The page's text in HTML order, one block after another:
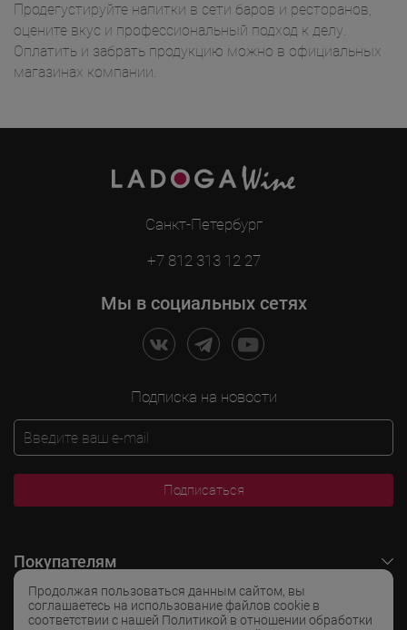
Продолжая пользоваться данным сайтом, вы
соглашаетесь на использование файлов cookie в
соответствии с нашей Политикой в отношении обработки
Продегустируйте напитки в сети баров и ресторанов,
оцените вкус и профессиональный подход к делу.
Оплатить и забрать продукцию можно в официальных
магазинах компании.
Санкт-Петербург
+7 812 313 12 27
Мы в социальных сетях
Подписка на новости
Подписаться
Покупателям
O LADOGA Wine